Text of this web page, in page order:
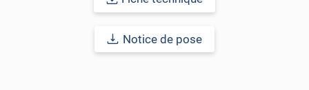
imperfections. Classé A+ au test C.O.V et C-s2,d0 au feu, ce
: 10 ans en pose intérieur (anti craquèlement,
Notice de pose